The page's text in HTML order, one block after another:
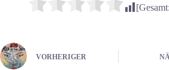
[Gesamt:
VORHERIGER